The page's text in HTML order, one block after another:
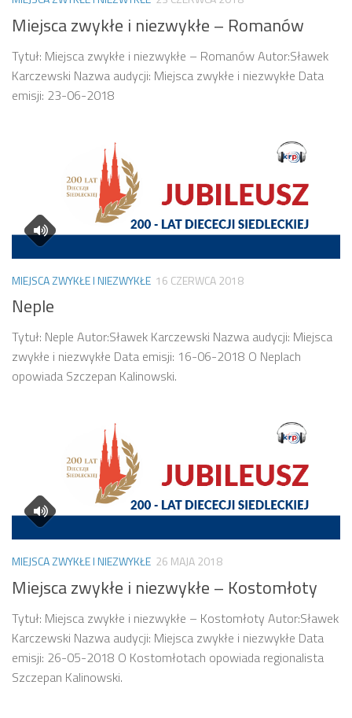
Miejsca zwykłe i niezwykłe – Romanów
Tytuł: Miejsca zwykłe i niezwykłe – Romanów Autor:Sławek
Karczewski Nazwa audycji: Miejsca zwykłe i niezwykłe Data
emisji: 23-06-2018
MIEJSCA ZWYKŁE I NIEZWYKŁE 16 CZERWCA 2018
Neple
Tytuł: Neple Autor:Sławek Karczewski Nazwa audycji: Miejsca
zwykłe i niezwykłe Data emisji: 16-06-2018 O Neplach
opowiada Szczepan Kalinowski.
MIEJSCA ZWYKŁE I NIEZWYKŁE 26 MAJA 2018
Miejsca zwykłe i niezwykłe – Kostomłoty
Tytuł: Miejsca zwykłe i niezwykłe – Kostomłoty Autor:Sławek
Karczewski Nazwa audycji: Miejsca zwykłe i niezwykłe Data
emisji: 26-05-2018 O Kostomłotach opowiada regionalista
Szczepan Kalinowski.